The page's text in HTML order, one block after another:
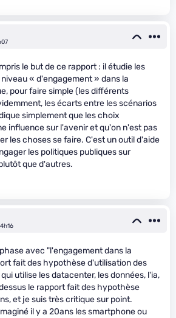
le but de ce rapport : il étudie les
« d'engagement » dans la
pour faire simple (les différents
les écarts entre les scénarios
simplement que les choix
influence sur l'avenir et qu'on n'est pas
les choses se faire. C'est un outil d'aide
les politiques publiques sur
que d'autres.
avec "l'engagement dans la
fait des hypothèse d'utilisation des
utilise les datacenter, les données, l'ia,
le rapport fait des hypothèse
et je suis très critique sur point.
il y a 20ans les smartphone ou